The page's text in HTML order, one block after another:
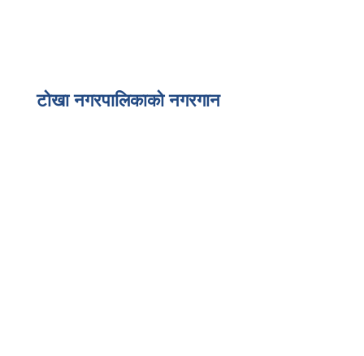
टोखा नगरपालिकाको नगरगान